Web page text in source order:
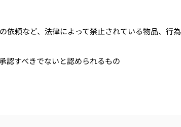
依頼など、法律によって禁止されている物品、行為
認すべきでないと認められるもの